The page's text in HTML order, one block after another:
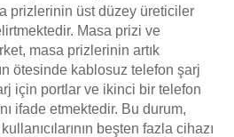
prizlerinin üst düzey üreticiler
Masa prizi ve
masa prizlerinin artık
ötesinde kablosuz telefon şarj
için portlar ve ikinci bir telefon
ifade etmektedir. Bu durum,
beşten fazla cihazı